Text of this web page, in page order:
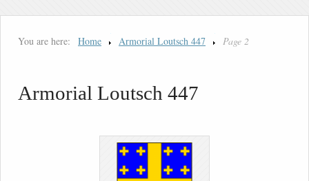
You are here: Home Armorial Loutsch 447 Page 2
Armorial Loutsch 447